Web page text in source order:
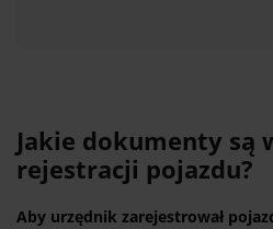
Jakie dokumenty są
rejestracji pojazdu?
Aby urzędnik zarejestrował